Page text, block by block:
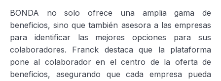
BONDA no solo ofrece una amplia gama de
beneficios, sino que también asesora a las empresas
para identificar las mejores opciones para sus
colaboradores. Franck destaca que la plataforma
pone al colaborador en el centro de la oferta de
beneficios, asegurando que cada empresa pueda